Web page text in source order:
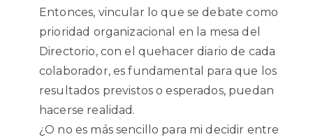
Entonces, vincular lo que se debate como
prioridad organizacional en la mesa del
Directorio, con el quehacer diario de cada
colaborador, es fundamental para que los
resultados previstos o esperados, puedan
hacerse realidad.
¿O no es más sencillo para mi decidir entre